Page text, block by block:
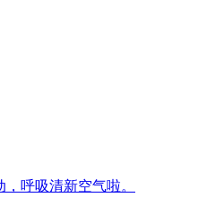
呼吸清新空气啦。